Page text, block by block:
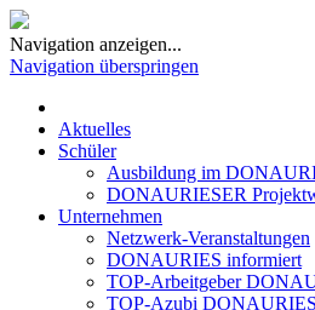
Navigation anzeigen...
Navigation überspringen
Aktuelles
Schüler
Ausbildung im
DONAURIESER
Unternehmen
Netzwerk-Veranstaltungen
DONAURIES informiert
TOP-Arbeitgeber
TOP-Azubi DONAURIES